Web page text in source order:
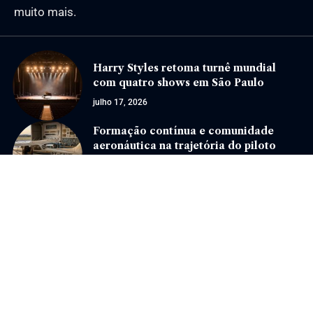
muito mais.
Harry Styles retoma turnê mundial
com quatro shows em São Paulo
julho 17, 2026
Formação contínua e comunidade
aeronáutica na trajetória do piloto